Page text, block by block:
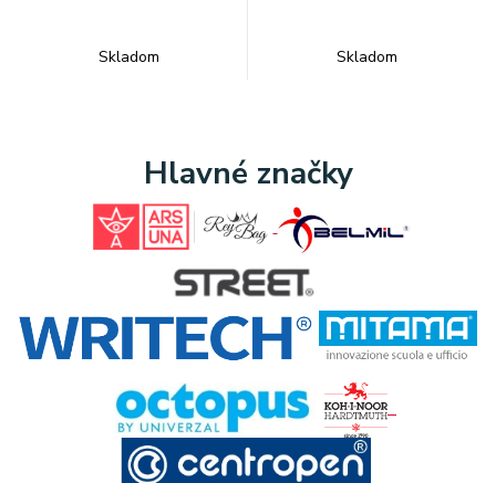
Skladom Skladom
Hlavné značky